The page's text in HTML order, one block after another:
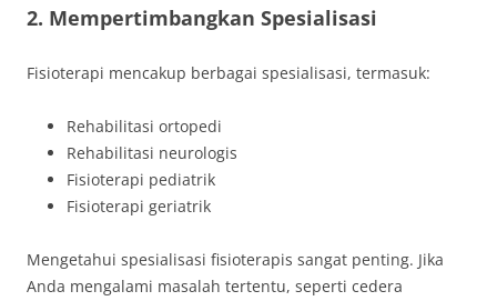
2. Mempertimbangkan Spesialisasi
Fisioterapi mencakup berbagai spesialisasi, termasuk:
Rehabilitasi ortopedi
Rehabilitasi neurologis
Fisioterapi pediatrik
Fisioterapi geriatrik
Mengetahui spesialisasi fisioterapis sangat penting. Jika
Anda mengalami masalah tertentu, seperti cedera